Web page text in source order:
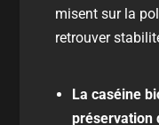
misent sur la
retrouver
La caséine
préservation